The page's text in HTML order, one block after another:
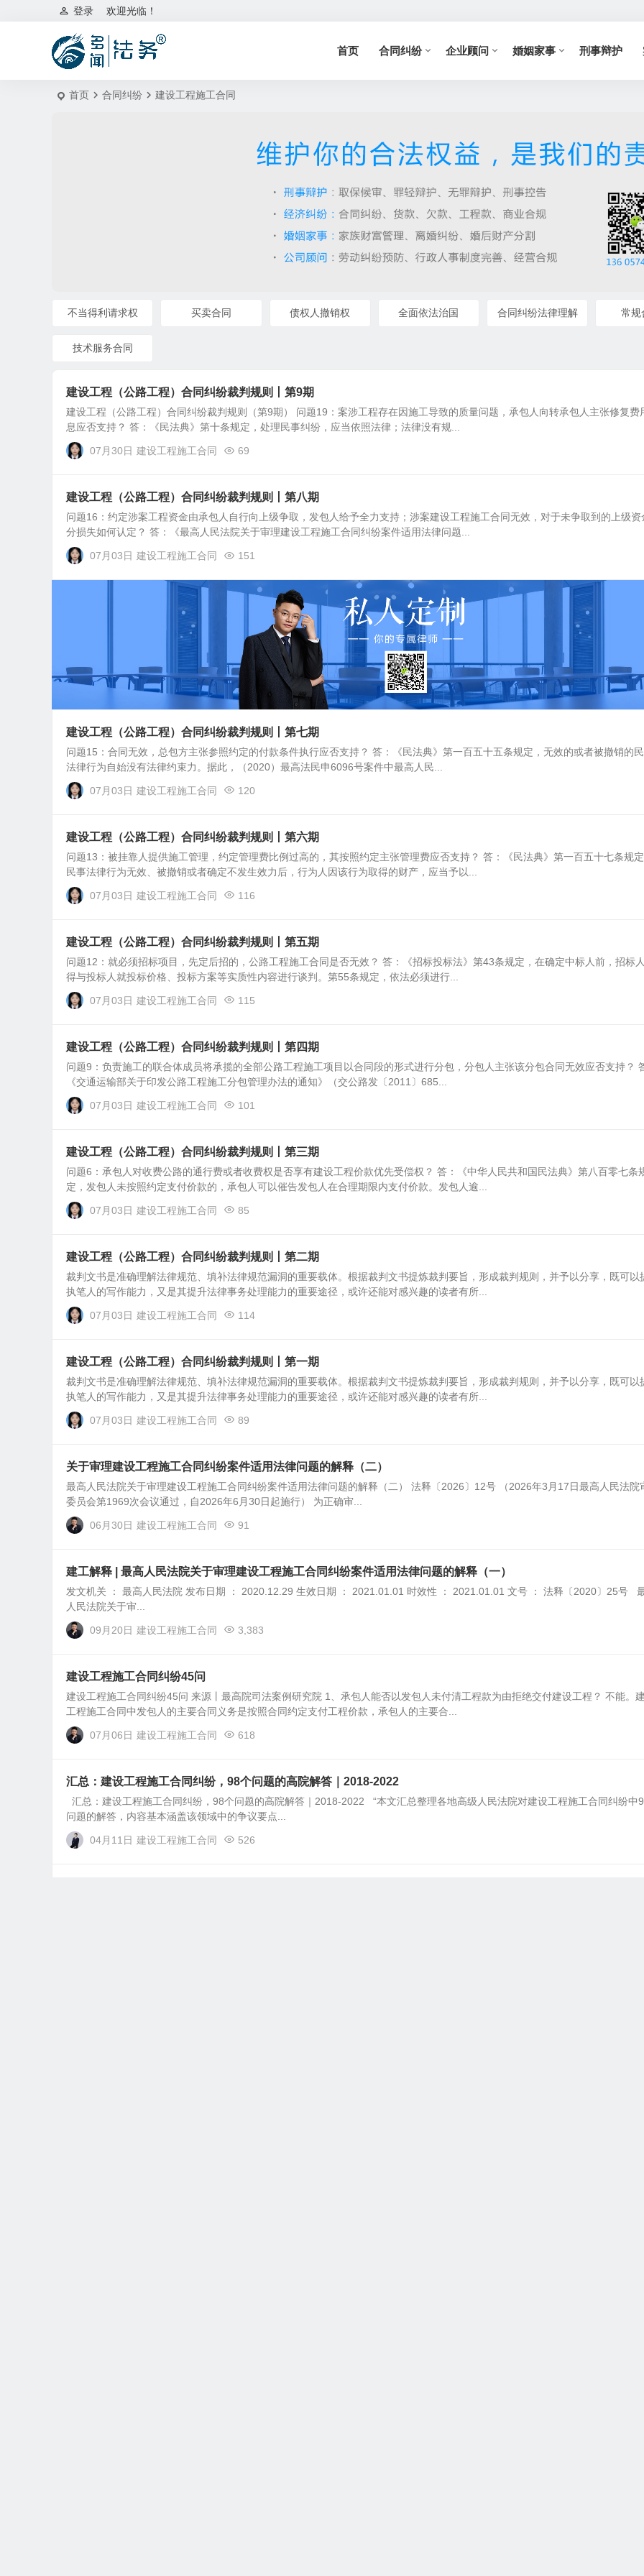
欢迎光临！
登录
首页 合同纠纷 企业顾问 婚姻家事 刑事辩护
首页 合同纠纷 建设工程施工合同
不当得利请求权 买卖合同 债权人撤销权 全面依法治国 合同纠纷法律理解 常规
技术服务合同
建设工程（公路工程）合同纠纷裁判规则丨第9期
建设工程（公路工程）合同纠纷裁判规则（第9期） 问题19：案涉工程存在因施工导致的质量问题，承包人向转承包人主张修复费
息应否支持？ 答：《民法典》第十条规定，处理民事纠纷，应当依照法律；法律没有规...
07月30日 建设工程施工合同 69
建设工程（公路工程）合同纠纷裁判规则丨第八期
问题16：约定涉案工程资金由承包人自行向上级争取，发包人给予全力支持；涉案建设工程施工合同无效，对于未争取到的上级资
分损失如何认定？ 答：《最高人民法院关于审理建设工程施工合同纠纷案件适用法律问题...
07月03日 建设工程施工合同 151
建设工程（公路工程）合同纠纷裁判规则丨第七期
问题15：合同无效，总包方主张参照约定的付款条件执行应否支持？ 答：《民法典》第一百五十五条规定，无效的或者被撤销的
法律行为自始没有法律约束力。据此，（2020）最高法民申6096号案件中最高人民...
07月03日 建设工程施工合同 120
建设工程（公路工程）合同纠纷裁判规则丨第六期
问题13：被挂靠人提供施工管理，约定管理费比例过高的，其按照约定主张管理费应否支持？ 答：《民法典》第一百五十七条规定
民事法律行为无效、被撤销或者确定不发生效力后，行为人因该行为取得的财产，应当予以...
07月03日 建设工程施工合同 116
建设工程（公路工程）合同纠纷裁判规则丨第五期
问题12：就必须招标项目，先定后招的，公路工程施工合同是否无效？ 答：《招标投标法》第43条规定，在确定中标人前，招标
得与投标人就投标价格、投标方案等实质性内容进行谈判。第55条规定，依法必须进行...
07月03日 建设工程施工合同 115
建设工程（公路工程）合同纠纷裁判规则丨第四期
问题9：负责施工的联合体成员将承揽的全部公路工程施工项目以合同段的形式进行分包，分包人主张该分包合同无效应否支持？
《交通运输部关于印发公路工程施工分包管理办法的通知》（交公路发〔2011〕685...
07月03日 建设工程施工合同 101
建设工程（公路工程）合同纠纷裁判规则丨第三期
问题6：承包人对收费公路的通行费或者收费权是否享有建设工程价款优先受偿权？ 答：《中华人民共和国民法典》第八百零七条
定，发包人未按照约定支付价款的，承包人可以催告发包人在合理期限内支付价款。发包人逾...
07月03日 建设工程施工合同 85
建设工程（公路工程）合同纠纷裁判规则丨第二期
裁判文书是准确理解法律规范、填补法律规范漏洞的重要载体。根据裁判文书提炼裁判要旨，形成裁判规则，并予以分享，既可以
执笔人的写作能力，又是其提升法律事务处理能力的重要途径，或许还能对感兴趣的读者有所...
07月03日 建设工程施工合同 114
建设工程（公路工程）合同纠纷裁判规则丨第一期
裁判文书是准确理解法律规范、填补法律规范漏洞的重要载体。根据裁判文书提炼裁判要旨，形成裁判规则，并予以分享，既可以
执笔人的写作能力，又是其提升法律事务处理能力的重要途径，或许还能对感兴趣的读者有所...
07月03日 建设工程施工合同 89
关于审理建设工程施工合同纠纷案件适用法律问题的解释（二）
最高人民法院关于审理建设工程施工合同纠纷案件适用法律问题的解释（二） 法释〔2026〕12号 （2026年3月17日最高人民法院
委员会第1969次会议通过，自2026年6月30日起施行） 为正确审...
06月30日 建设工程施工合同 91
建工解释 | 最高人民法院关于审理建设工程施工合同纠纷案件适用法律问题的解释（一）
发文机关 ： 最高人民法院 发布日期 ： 2020.12.29 生效日期 ： 2021.01.01 时效性 ： 2021.01.01 文号 ： 法释〔2020〕25号
人民法院关于审...
09月20日 建设工程施工合同 3,383
建设工程施工合同纠纷45问
建设工程施工合同纠纷45问 来源丨最高院司法案例研究院 1、承包人能否以发包人未付清工程款为由拒绝交付建设工程？ 不能。
工程施工合同中发包人的主要合同义务是按照合同约定支付工程价款，承包人的主要合...
07月06日 建设工程施工合同 618
汇总：建设工程施工合同纠纷，98个问题的高院解答｜2018-2022
汇总：建设工程施工合同纠纷，98个问题的高院解答｜2018-2022 “本文汇总整理各地高级人民法院对建设工程施工合同纠纷中
问题的解答，内容基本涵盖该领域中的争议要点...
04月11日 建设工程施工合同 526